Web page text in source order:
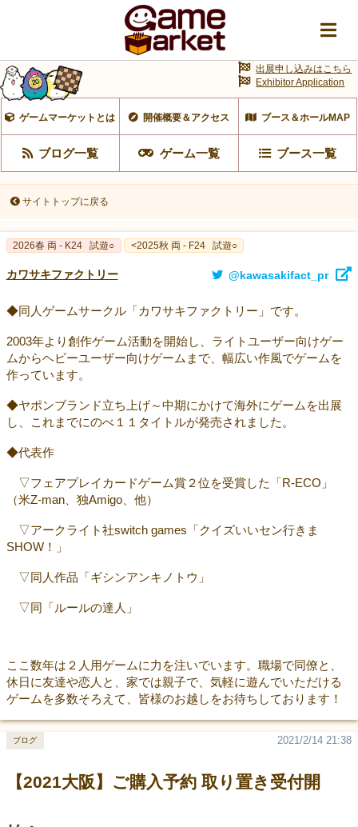
ゲームマーケットとは 開催概要＆アクセス ブース＆ホールMAP
ブログ一覧 ゲーム一覧 ブース一覧
出展申し込みはこちら
Exhibitor Application
サイトトップに戻る
2026春 両 - K24 試遊○ <2025秋 両 - F24 試遊○
カワサキファクトリー @kawasakifact_pr
◆同人ゲームサークル「カワサキファクトリー」です。
2003年より創作ゲーム活動を開始し、ライトユーザー向けゲー
ムからヘビーユーザー向けゲームまで、幅広い作風でゲームを
作っています。
◆ヤポンブランド立ち上げ～中期にかけて海外にゲームを出展
し、これまでにのべ１１タイトルが発売されました。
◆代表作
▽フェアプレイカードゲーム賞２位を受賞した「R-ECO」
（米Z-man、独Amigo、他）
▽アークライト社switch games「クイズいいセン行きま
SHOW！」
▽同人作品「ギシンアンキノトウ」
▽同「ルールの達人」
ここ数年は２人用ゲームに力を注いでいます。職場で同僚と、
休日に友達や恋人と、家では親子で、気軽に遊んでいただける
ゲームを多数そろえて、皆様のお越しをお待ちしております！
【2021大阪】ご購入予約 取り置き受付開
2021/2/14 21:38
ブログ